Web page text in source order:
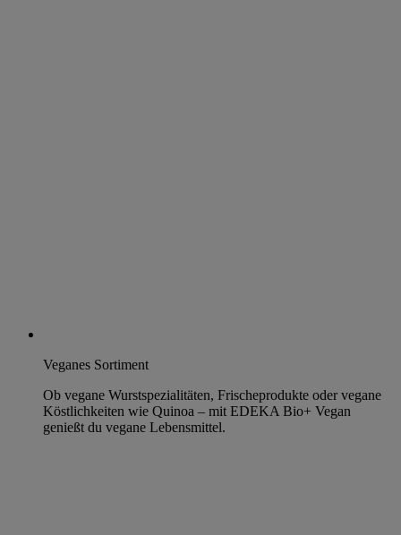
Veganes Sortiment
Ob vegane Wurstspezialitäten, Frischeprodukte oder vegane
Köstlichkeiten wie Quinoa – mit EDEKA Bio+ Vegan
genießt du vegane Lebensmittel.